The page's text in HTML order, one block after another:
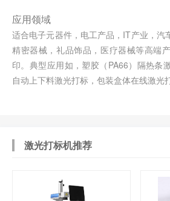
应用领域
适合电子元器件，电工产品，IT产业，汽
精密器械，礼品饰品，医疗器械等高端
印。典型应用如，塑胶（PA66）隔热条
自动上下料激光打标，包装盒体在线激光
激光打标机推荐